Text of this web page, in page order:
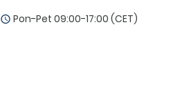
Pon-Pet 09:00-17:00 (CET)